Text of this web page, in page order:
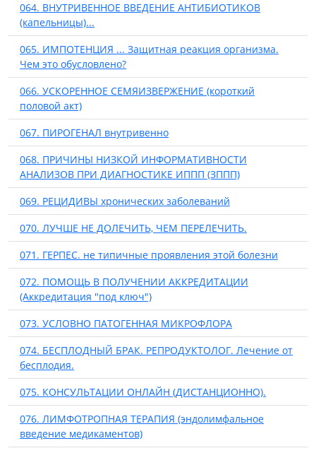
064. ВНУТРИВЕННОЕ ВВЕДЕНИЕ АНТИБИОТИКОВ
(капельницы)...
065. ИМПОТЕНЦИЯ ... Защитная реакция организма.
Чем это обусловлено?
066. УСКОРЕННОЕ СЕМЯИЗВЕРЖЕНИЕ (короткий
половой акт)
067. ПИРОГЕНАЛ внутривенно
068. ПРИЧИНЫ НИЗКОЙ ИНФОРМАТИВНОСТИ
АНАЛИЗОВ ПРИ ДИАГНОСТИКЕ ИППП (ЗППП)
069. РЕЦИДИВЫ хронических заболеваний
070. ЛУЧШЕ НЕ ДОЛЕЧИТЬ, ЧЕМ ПЕРЕЛЕЧИТЬ.
071. ГЕРПЕС. не типичные проявления этой болезни
072. ПОМОЩЬ В ПОЛУЧЕНИИ АККРЕДИТАЦИИ
(Аккредитация "под ключ")
073. УСЛОВНО ПАТОГЕННАЯ МИКРОФЛОРА
074. БЕСПЛОДНЫЙ БРАК. РЕПРОДУКТОЛОГ. Лечение от
бесплодия.
075. КОНСУЛЬТАЦИИ ОНЛАЙН (ДИСТАНЦИОННО).
076. ЛИМФОТРОПНАЯ ТЕРАПИЯ (эндолимфальное
введение медикаментов)